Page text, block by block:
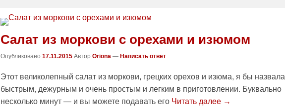
Салат из моркови с орехами и изюмом
Опубликовано 17.11.2015 Автор Oriona — Написать ответ
Этот великолепный салат из моркови, грецких орехов и изюма, я бы назвала
быстрым, дежурным и очень простым и легким в приготовлении. Буквально
несколько минут — и вы можете подавать его Читать далее →